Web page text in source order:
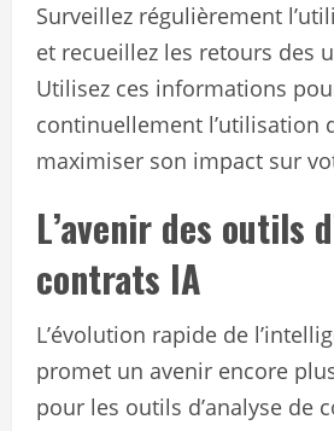
Surveillez régulièrement
et recueillez les retours des
Utilisez ces informations
continuellement l’utilisation
maximiser son impact sur
L’avenir des outils
contrats IA
L’évolution rapide de
promet un avenir encore
pour les outils d’analyse de